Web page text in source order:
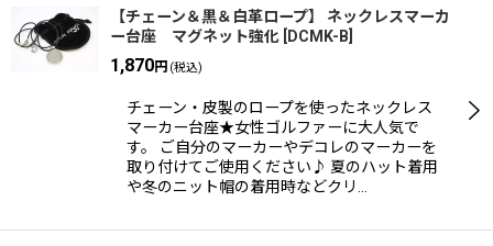
【チェーン＆黒＆白革ロープ】 ネックレスマーカ
ー台座 マグネット強化 [DCMK-B]
1,870円 (税込)
チェーン・皮製のロープを使ったネックレス
マーカー台座★女性ゴルファーに大人気で
す。 ご自分のマーカーやデコレのマーカーを
取り付けてご使用ください♪ 夏のハット着用
や冬のニット帽の着用時などクリ…